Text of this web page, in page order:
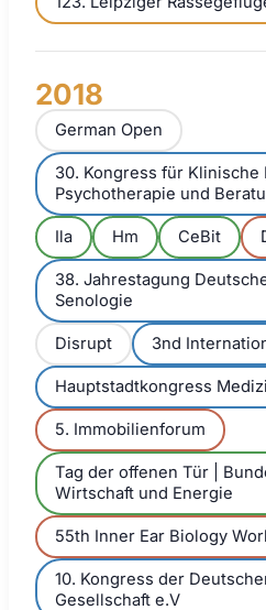
2018
German Open
30. Kongress für Klinische
Psychotherapie und
Ila Hm CeBit
38. Jahrestagung
Senologie
Disrupt 3nd
Hauptstadtkongress
5. Immobilienforum
Tag der offenen Tür |
Wirtschaft und Energie
55th Inner Ear Biology
10. Kongress der
Gesellschaft e.V